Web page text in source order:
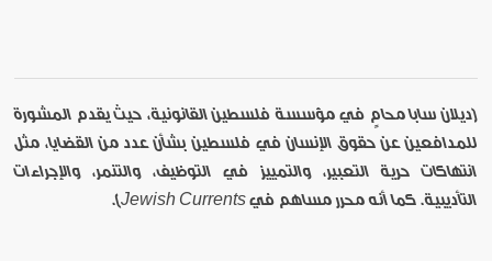
[ديلان سابا محامٍ في مؤسسة فلسطين القانونية، حيث يقدم المشورة
للمدافعين عن حقوق الإنسان في فلسطين بشأن عدد من القضايا، مثل
انتهاكات حرية التعبير، والتمييز في التوظيف، والتنمر، والإجراءات
التأديبية. كما أنه محرر مساهم في Jewish Currents].